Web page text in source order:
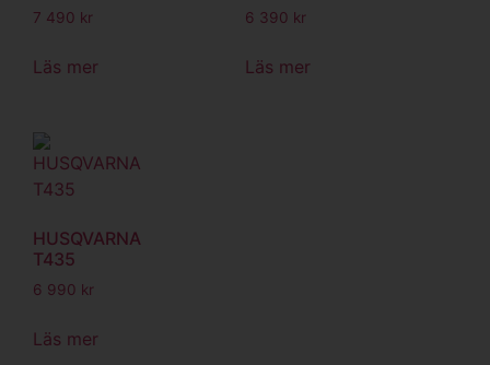
7 490 kr
Läs mer
6 390 kr
Läs mer
HUSQVARNA
T435
6 990 kr
Läs mer